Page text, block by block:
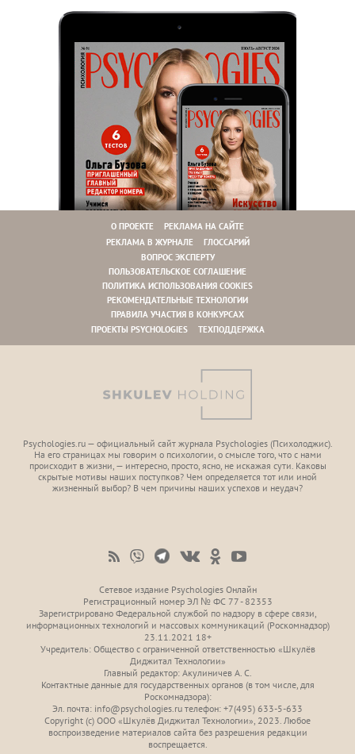
О ПРОЕКТЕ
РЕКЛАМА НА САЙТЕ
РЕКЛАМА В ЖУРНАЛЕ
ГЛОССАРИЙ
ВОПРОС ЭКСПЕРТУ
ПОЛЬЗОВАТЕЛЬСКОЕ СОГЛАШЕНИЕ
ПОЛИТИКА ИСПОЛЬЗОВАНИЯ COOKIES
РЕКОМЕНДАТЕЛЬНЫЕ ТЕХНОЛОГИИ
ПРАВИЛА УЧАСТИЯ В КОНКУРСАХ
ПРОЕКТЫ PSYCHOLOGIES
ТЕХПОДДЕРЖКА
Psychologies.ru — официальный сайт журнала Psychologies (Психoлоджиc).
На его страницах мы говорим о психологии, о смысле того, что с нами
происходит в жизни, — интересно, просто, ясно, не искажая сути. Каковы
скрытые мотивы наших поступков? Чем определяется тот или иной
жизненный выбор? В чем причины наших успехов и неудач?
Сетевое издание Psychologies Онлайн
Регистрационный номер ЭЛ № ФС 77 - 82353
Зарегистрировано Федеральной службой по надзору в сфере связи,
информационных технологий и массовых коммуникаций (Роскомнадзор)
23.11.2021 18+
Учредитель: Общество с ограниченной ответственностью «Шкулёв
Диджитал Технологии»
Главный редактор: Акулиничев А. С.
Контактные данные для государственных органов (в том числе, для
Роскомнадзора):
Эл. почта: info@psychologies.ru телефон: +7(495) 633-5-633
Copyright (с) ООО «Шкулёв Диджитал Технологии», 2023. Любое
воспроизведение материалов сайта без разрешения редакции
воспрещается.